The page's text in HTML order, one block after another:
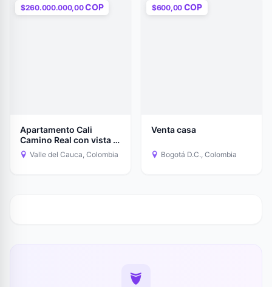
$260.000.000,00COP
Apartamento Cali
Camino Real con vista a
los Farallones +
Parqueadero propio
Valle del Cauca, Colombia
$600,00 COP
Venta casa
Bogotá D.C., Colombia